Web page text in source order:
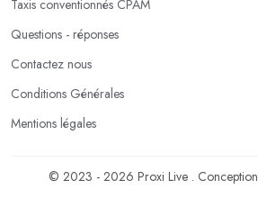
Taxis conventionnés CPAM
Questions - réponses
Contactez nous
Conditions Générales
Mentions légales
© 2023 - 2026 Proxi Live . Conception